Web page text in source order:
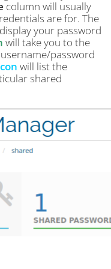
column will usually
are for. The
your password
will take you to the
password
will list the
shared